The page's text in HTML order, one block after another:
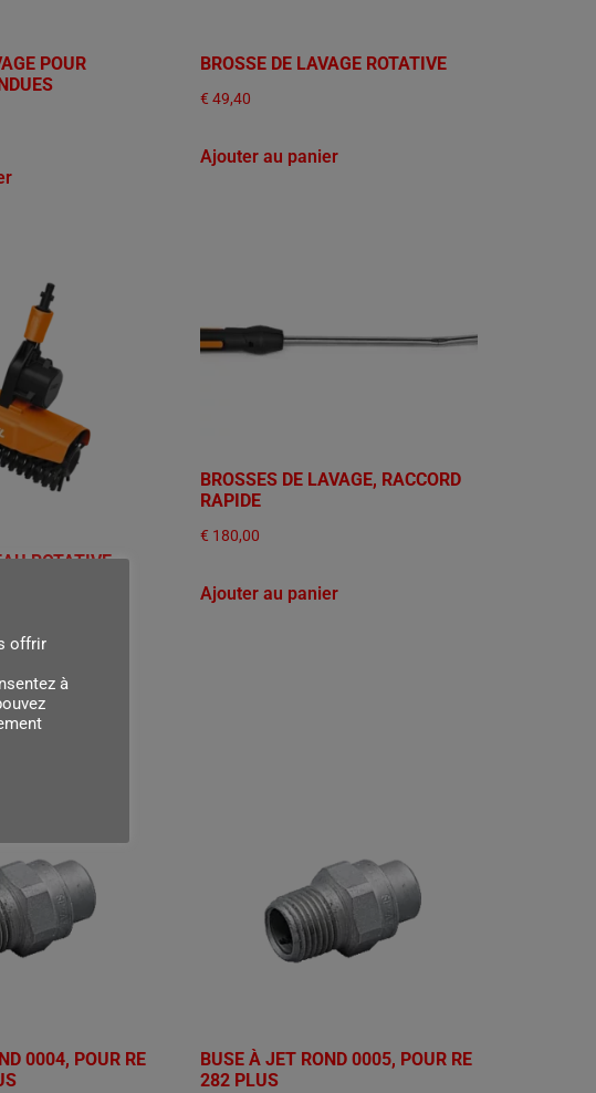
POUR
BROSSE DE LAVAGE ROTATIVE
€ 49,40
Ajouter au panier
ROTATIVE
BROSSES DE LAVAGE, RACCORD
RAPIDE
€ 180,00
Ajouter au panier
0004, POUR RE
BUSE À JET ROND 0005, POUR RE
282 PLUS
offrir
à